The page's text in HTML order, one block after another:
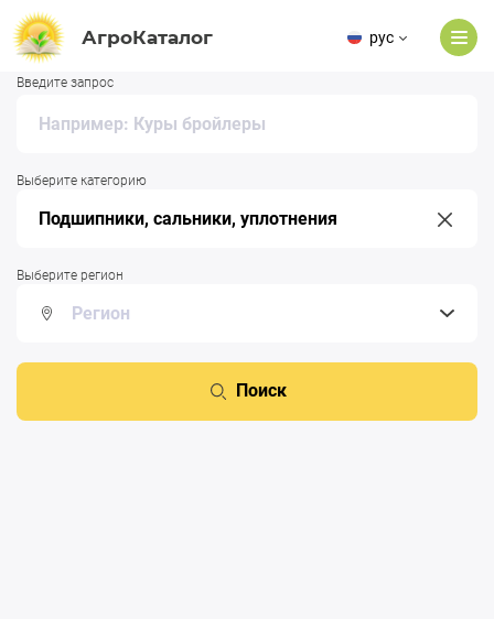
АгроКаталог рус
Введите запрос
Выберите категорию
Выберите регион
Поиск